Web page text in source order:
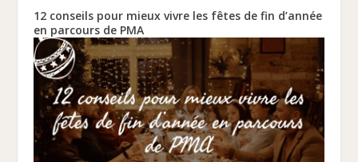
12 conseils pour mieux vivre les fêtes de fin d’année
en parcours de PMA